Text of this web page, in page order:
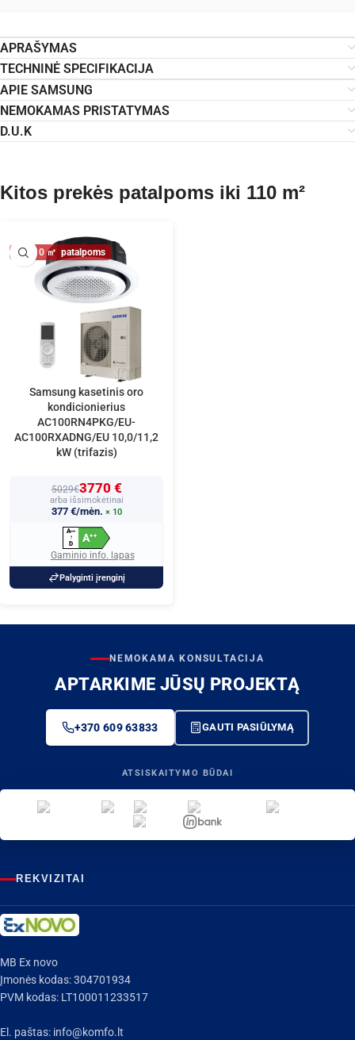
APRAŠYMAS
TECHNINĖ SPECIFIKACIJA
APIE SAMSUNG
NEMOKAMAS PRISTATYMAS
D.U.K
Kitos prekės patalpoms iki 110 m²
110
Samsung kasetinis oro
kondicionierius
AC100RN4PKG/EU-
AC100RXADNG/EU 10,0/11,2
kW (trifazis)
5029€3770 €
arba išsimokėtinai
377 €/mėn. × 10
A+++
↑
D
A++
Gaminio info. lapas
Palyginti įrenginį
NEMOKAMA KONSULTACIJA
APTARKIME JŪSŲ PROJEKTĄ
+370 609 63833 GAUTI PASIŪLYMĄ
ATSISKAITYMO BŪDAI
REKVIZITAI
MB Ex novo
Įmonės kodas: 304701934
PVM kodas: LT100011233517
El. paštas: info@komfo.lt